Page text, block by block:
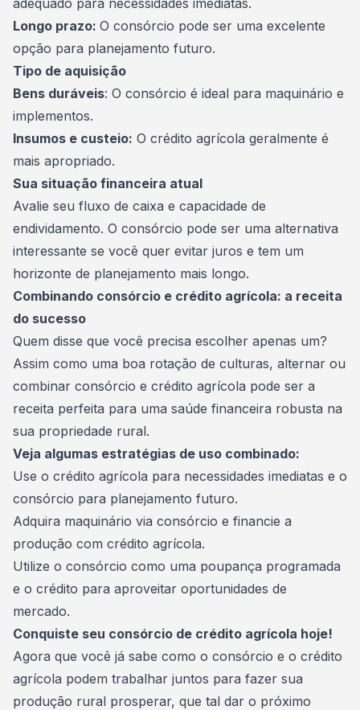
adequado para necessidades imediatas.
Longo prazo: O consórcio pode ser uma excelente
opção para planejamento futuro.
Tipo de aquisição
Bens duráveis: O consórcio é ideal para maquinário e
implementos.
Insumos e custeio: O crédito agrícola geralmente é
mais apropriado.
Sua situação financeira atual
Avalie seu fluxo de caixa e capacidade de
endividamento. O consórcio pode ser uma alternativa
interessante se você quer evitar juros e tem um
horizonte de planejamento mais longo.
Combinando consórcio e crédito agrícola: a receita
do sucesso
Quem disse que você precisa escolher apenas um?
Assim como uma boa rotação de culturas, alternar ou
combinar consórcio e crédito agrícola pode ser a
receita perfeita para uma saúde financeira robusta na
sua propriedade rural.
Veja algumas estratégias de uso combinado:
Use o crédito agrícola para necessidades imediatas e o
consórcio para planejamento futuro.
Adquira maquinário via consórcio e financie a
produção com crédito agrícola.
Utilize o consórcio como uma poupança programada
e o crédito para aproveitar oportunidades de
mercado.
Conquiste seu consórcio de crédito agrícola hoje!
Agora que você já sabe como o consórcio e o crédito
agrícola podem trabalhar juntos para fazer sua
produção rural prosperar, que tal dar o próximo